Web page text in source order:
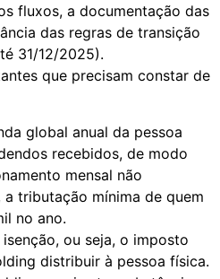
fluxos, a documentação das
das regras de transição
31/12/2025).
que precisam constar de
global anual da pessoa
recebidos, de modo
mensal não
tributação mínima de quem
no ano.
ou seja, o imposto
distribuir à pessoa física.